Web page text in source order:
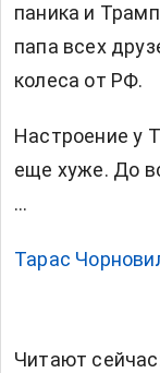
паника и
папа всех
колеса от РФ.
Настроение у
еще хуже. До
...
Тарас
Читают